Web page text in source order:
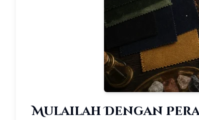
Mulailah Dengan